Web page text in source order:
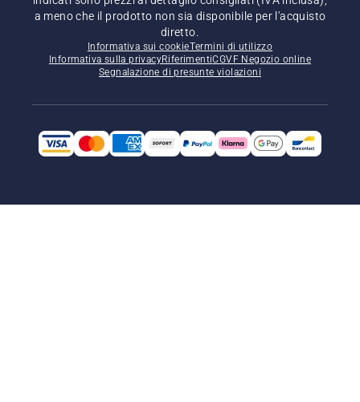
a meno che il prodotto non sia disponibile per l'acquisto
diretto.
Informativa sui cookieTermini di utilizzo
Informativa sulla privacyRiferimentiCGVF Negozio online
Segnalazione di presunte violazioni